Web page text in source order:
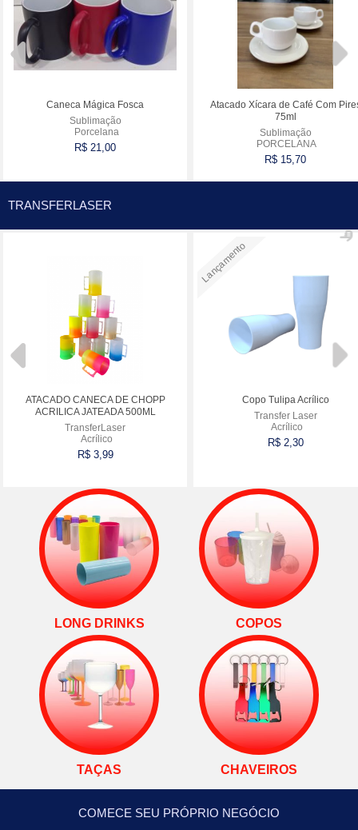
Caneca Mágica Fosca
Sublimação
Porcelana
R$ 21,00
Comprar
Atacado Xícara de Café Com
75ml
Sublimação
PORCELANA
R$ 15,70
TRANSFERLASER
ATACADO CANECA DE CHOPP
ACRILICA JATEADA 500ML
TransferLaser
Acrílico
R$ 3,99
Comprar
Lançamento
Copo Tulipa Acrílico
Transfer Laser
Acrílico
R$ 2,30
Comprar
LONG DRINKS COPOS
TAÇAS CHAVEIROS
COMECE SEU PRÓPRIO NEGÓCIO